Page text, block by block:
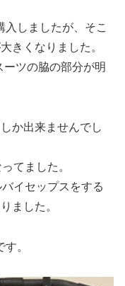
しましたが、そこ
きくなりました。
ツの脇の部分が明
か出来ませんでし
てました。
イセップスをする
ました。
。